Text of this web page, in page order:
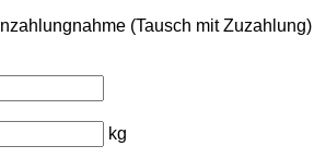
Inzahlungnahme (Tausch mit Zuzahlung)
kg